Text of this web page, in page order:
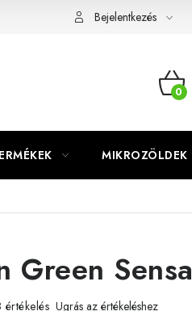
Bejelentkezés
MIKROZÖLDEK
Green
értékelés Ugrás az értékeléshez